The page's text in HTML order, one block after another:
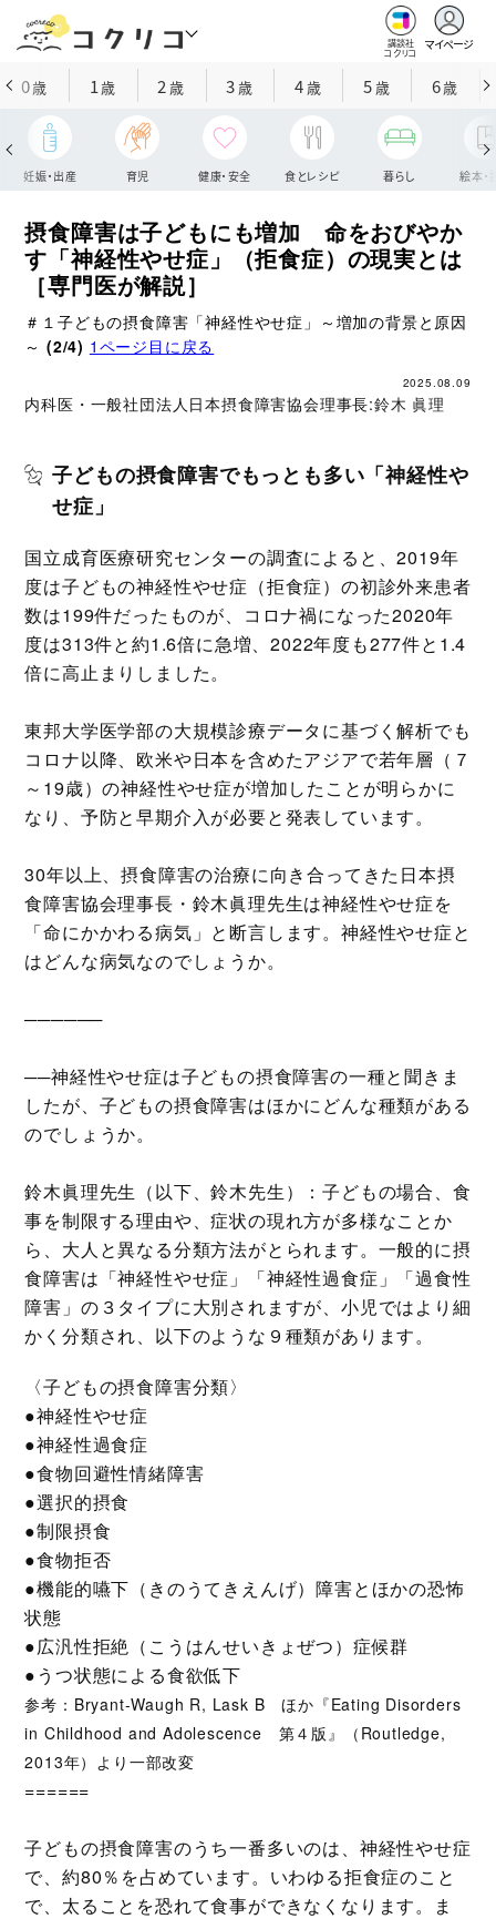
講談社
コクリコ
マイページ
0歳 1歳 2 歳 3歳 4歳 5歳 6歳
妊娠・出産 育児 健康・安全 食とレシピ 暮らし 絵本・
摂食障害は子どもにも増加 命をおびやか
す「神経性やせ症」（拒食症）の現実とは
［専門医が解説］
＃１子どもの摂食障害「神経性やせ症」～増加の背景と原因
～(2/4) 1ページ目に戻る
2025.08.09
内科医・一般社団法人日本摂食障害協会理事長:鈴木 眞理
子どもの摂食障害でもっとも多い「神経性や
せ症」
国立成育医療研究センターの調査によると、2019年
度は子どもの神経性やせ症（拒食症）の初診外来患者
数は199件だったものが、コロナ禍になった2020年
度は313件と約1.6倍に急増、2022年度も277件と1.4
倍に高止まりしました。
東邦大学医学部の大規模診療データに基づく解析でも
コロナ以降、欧米や日本を含めたアジアで若年層（７
～19歳）の神経性やせ症が増加したことが明らかに
なり、予防と早期介入が必要と発表しています。
30年以上、摂食障害の治療に向き合ってきた日本摂
食障害協会理事長・鈴木眞理先生は神経性やせ症を
「命にかかわる病気」と断言します。神経性やせ症と
はどんな病気なのでしょうか。
──────
──神経性やせ症は子どもの摂食障害の一種と聞きま
したが、子どもの摂食障害はほかにどんな種類がある
のでしょうか。
鈴木眞理先生（以下、鈴木先生）：子どもの場合、食
事を制限する理由や、症状の現れ方が多様なことか
ら、大人と異なる分類方法がとられます。一般的に摂
食障害は「神経性やせ症」「神経性過食症」「過食性
障害」の３タイプに大別されますが、小児ではより細
かく分類され、以下のような９種類があります。
〈子どもの摂食障害分類〉
●神経性やせ症
●神経性過食症
●食物回避性情緒障害
●選択的摂食
●制限摂食
●食物拒否
●機能的嚥下（きのうてきえんげ）障害とほかの恐怖
状態
●広汎性拒絶（こうはんせいきょぜつ）症候群
●うつ状態による食欲低下
参考：Bryant-Waugh R, Lask B ほか『Eating Disorders
in Childhood and Adolescence 第４版』（Routledge,
2013年）より一部改変
======
子どもの摂食障害のうち一番多いのは、神経性やせ症
で、約80％を占めています。いわゆる拒食症のこと
で、太ることを恐れて食事ができなくなります。ま